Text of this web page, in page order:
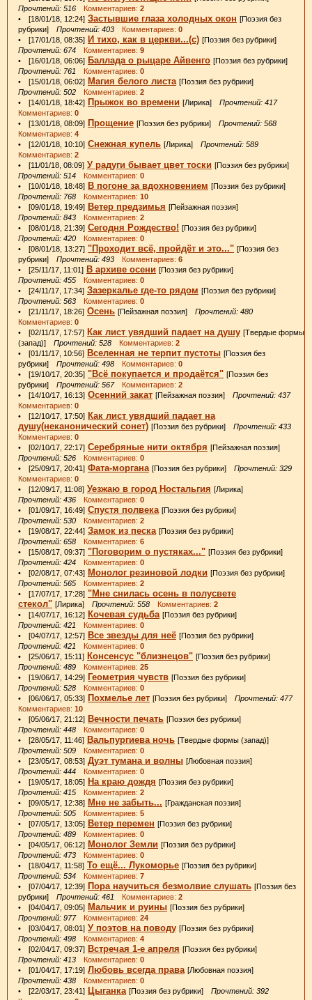
Прочтений: 516 Комментариев: 2
• [18/01/18, 12:24] Застывшие глаза холодных окон [Поэзия без
рубрики] Прочтений: 403 Комментариев: 0
• [17/01/18, 08:35] И тихо, как в церкви...(с) [Поэзия без рубрики]
Прочтений: 674 Комментариев: 9
• [16/01/18, 06:06] Баллада о рыцаре Айвенго [Поэзия без рубрики]
Прочтений: 761 Комментариев: 0
• [15/01/18, 06:02] Магия белого листа [Поэзия без рубрики]
Прочтений: 502 Комментариев: 2
• [14/01/18, 18:42] Прыжок во времени [Лирика] Прочтений: 417
Комментариев: 0
• [13/01/18, 08:09] Прощение [Поэзия без рубрики] Прочтений: 568
Комментариев: 4
• [12/01/18, 10:10] Снежная купель [Лирика] Прочтений: 589
Комментариев: 2
• [11/01/18, 08:09] У радуги бывает цвет тоски [Поэзия без рубрики]
Прочтений: 514 Комментариев: 0
• [10/01/18, 18:48] В погоне за вдохновением [Поэзия без рубрики]
Прочтений: 768 Комментариев: 10
• [09/01/18, 19:49] Ветер предзимья [Пейзажная поэзия]
Прочтений: 843 Комментариев: 2
• [08/01/18, 21:39] Сегодня Рождество! [Поэзия без рубрики]
Прочтений: 420 Комментариев: 0
• [08/01/18, 13:27] "Проходит всё, пройдёт и это..." [Поэзия без
рубрики] Прочтений: 493 Комментариев: 6
• [25/11/17, 11:01] В архиве осени [Поэзия без рубрики]
Прочтений: 455 Комментариев: 0
• [24/11/17, 17:34] Зазеркалье где-то рядом [Поэзия без рубрики]
Прочтений: 563 Комментариев: 0
• [21/11/17, 18:26] Осень [Пейзажная поэзия] Прочтений: 480
Комментариев: 0
• [02/11/17, 17:57] Как лист увядший падает на душу [Твердые формы
(запад)] Прочтений: 528 Комментариев: 2
• [01/11/17, 10:56] Вселенная не терпит пустоты [Поэзия без
рубрики] Прочтений: 498 Комментариев: 0
• [19/10/17, 20:35] "Всё покупается и продаётся" [Поэзия без
рубрики] Прочтений: 567Комментариев: 2
• [14/10/17, 16:13] Осенний закат [Пейзажная поэзия] Прочтений: 437
Комментариев: 0
• [12/10/17, 17:50] Как лист увядший падает на
душу(неканонический сонет) [Поэзия без рубрики] Прочтений: 433
Комментариев: 0
• [02/10/17, 22:17] Серебряные нити октября [Пейзажная поэзия]
Прочтений: 526 Комментариев: 0
• [25/09/17, 20:41] Фата-моргана [Поэзия без рубрики] Прочтений: 329
Комментариев: 0
• [12/09/17, 11:08] Уезжаю в город Ностальгия [Лирика]
Прочтений: 436 Комментариев: 0
• [01/09/17, 16:49] Спустя полвека [Поэзия без рубрики]
Прочтений: 530 Комментариев: 2
• [19/08/17, 22:44] Замок из песка [Поэзия без рубрики]
Прочтений: 658 Комментариев: 6
• [15/08/17, 09:37] "Поговорим о пустяках..." [Поэзия без рубрики]
Прочтений: 424 Комментариев: 0
• [02/08/17, 07:43] Монолог резиновой лодки [Поэзия без рубрики]
Прочтений: 565 Комментариев: 2
• [17/07/17, 17:28] "Мне снилась осень в полусвете
стекол" [Лирика] Прочтений: 558 Комментариев: 2
• [14/07/17, 16:12] Кочевая судьба [Поэзия без рубрики]
Прочтений: 421 Комментариев: 0
• [04/07/17, 12:57] Все звезды для неё [Поэзия без рубрики]
Прочтений: 421 Комментариев: 0
• [25/06/17, 15:11] Консенсус "близнецов" [Поэзия без рубрики]
Прочтений: 489 Комментариев: 25
• [19/06/17, 14:29] Геометрия чувств [Поэзия без рубрики]
Прочтений: 528 Комментариев: 0
• [06/06/17, 05:33] Похмелье лет [Поэзия без рубрики] Прочтений: 477
Комментариев: 10
• [05/06/17, 21:12] Вечности печать [Поэзия без рубрики]
Прочтений: 448 Комментариев: 0
• [28/05/17, 11:46] Вальпургиева ночь [Твердые формы (запад)]
Прочтений: 509 Комментариев: 0
• [23/05/17, 08:53] Дуэт тумана и волны [Любовная поэзия]
Прочтений: 444 Комментариев: 0
• [19/05/17, 18:05] На краю дождя [Поэзия без рубрики]
Прочтений: 415 Комментариев: 2
• [09/05/17, 12:38] Мне не забыть... [Гражданская поэзия]
Прочтений: 505 Комментариев: 5
• [07/05/17, 13:05] Ветер перемен [Поэзия без рубрики]
Прочтений: 489 Комментариев: 0
• [04/05/17, 06:12] Монолог Земли [Поэзия без рубрики]
Прочтений: 473 Комментариев: 0
• [18/04/17, 11:58] То ещё... Лукоморье [Поэзия без рубрики]
Прочтений: 534 Комментариев: 7
• [07/04/17, 12:39] Пора научиться безмолвие слушать [Поэзия без
рубрики] Прочтений: 461 Комментариев: 2
• [04/04/17, 09:05] Мальчик и руины [Поэзия без рубрики]
Прочтений: 977Комментариев: 24
• [03/04/17, 08:01] У поэтов на поводу [Поэзия без рубрики]
Прочтений: 498 Комментариев: 4
• [02/04/17, 09:37] Встречая 1-е апреля [Поэзия без рубрики]
Прочтений: 413 Комментариев: 0
• [01/04/17, 17:19] Любовь всегда права [Любовная поэзия]
Прочтений: 438 Комментариев: 0
• [22/03/17, 23:41] Цыганка [Поэзия без рубрики] Прочтений: 392